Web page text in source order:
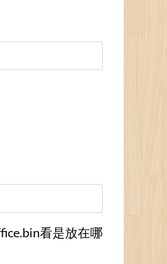
看是放在哪